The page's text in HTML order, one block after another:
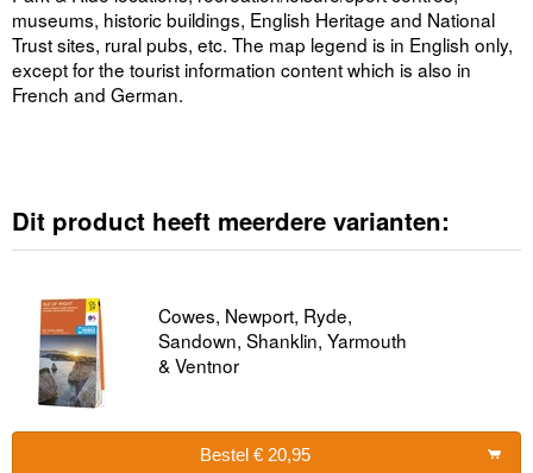
museums, historic buildings, English Heritage and National
Trust sites, rural pubs, etc. The map legend is in English only,
except for the tourist information content which is also in
French and German.
Dit product heeft meerdere varianten:
Cowes, Newport, Ryde,
Sandown, Shanklin, Yarmouth
& Ventnor
Bestel € 20,95